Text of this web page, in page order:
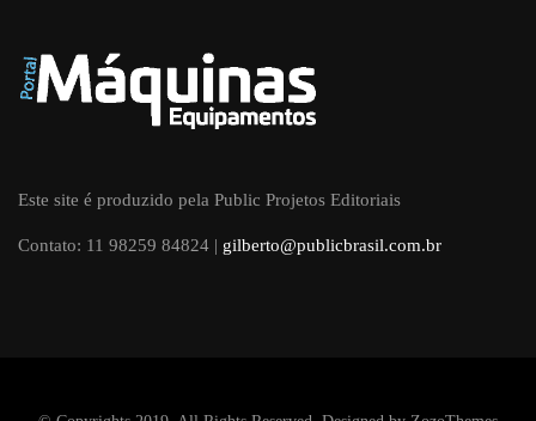
Este site é produzido pela Public Projetos Editoriais
Contato: 11 98259 84824 | gilberto@publicbrasil.com.br